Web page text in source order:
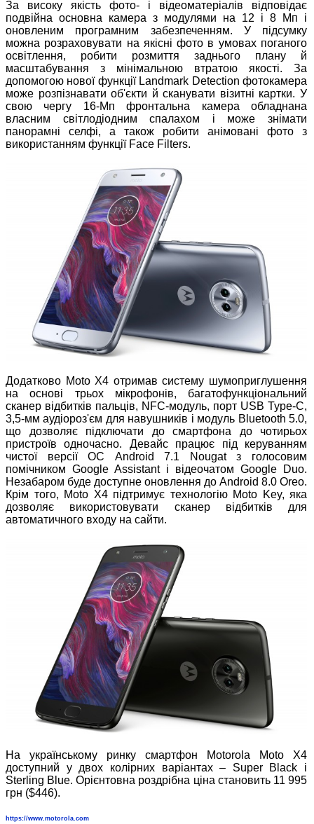
За високу якість фото- і відеоматеріалів відповідає
подвійна основна камера з модулями на 12 і 8 Мп і
оновленим програмним забезпеченням. У підсумку
можна розраховувати на якісні фото в умовах поганого
освітлення, робити розмиття заднього плану й
масштабування з мінімальною втратою якості. За
допомогою нової функції Landmark Detection фотокамера
може розпізнавати об'єкти й сканувати візитні картки. У
свою чергу 16-Мп фронтальна камера обладнана
власним світлодіодним спалахом і може знімати
панорамні селфі, а також робити анімовані фото з
використанням функції Face Filters.
Додатково Moto X4 отримав систему шумоприглушення
на основі трьох мікрофонів, багатофункціональний
сканер відбитків пальців, NFC-модуль, порт USB Type-C,
3,5-мм аудіороз'єм для навушників і модуль Bluetooth 5.0,
що дозволяє підключати до смартфона до чотирьох
пристроїв одночасно. Девайс працює під керуванням
чистої версії ОС Android 7.1 Nougat з голосовим
помічником Google Assistant і відеочатом Google Duo.
Незабаром буде доступне оновлення до Android 8.0 Oreo.
Крім того, Moto X4 підтримує технологію Moto Key, яка
дозволяє використовувати сканер відбитків для
автоматичного входу на сайти.
На українському ринку смартфон Motorola Moto X4
доступний у двох колірних варіантах – Super Black і
Sterling Blue. Орієнтовна роздрібна ціна становить 11 995
грн ($446).
https://www.motorola.com